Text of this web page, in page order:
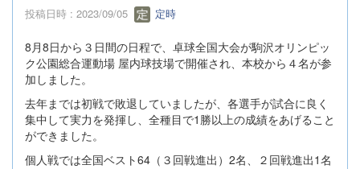
投稿日時 : 2023/09/05 定時
8月8日から３日間の日程で、卓球全国大会が駒沢オリンピッ
ク公園総合運動場 屋内球技場で開催され、本校から４名が参
加しました。
去年までは初戦で敗退していましたが、各選手が試合に良く
集中して実力を発揮し、全種目で1勝以上の成績をあげること
ができました。
個人戦では全国ベスト64（３回戦進出）2名、２回戦進出1名